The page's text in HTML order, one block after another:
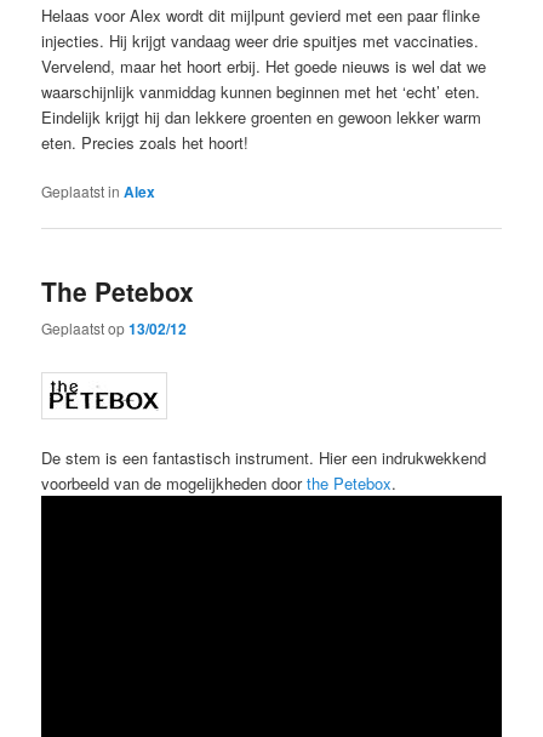
Helaas voor Alex wordt dit mijlpunt gevierd met een paar flinke
injecties. Hij krijgt vandaag weer drie spuitjes met vaccinaties.
Vervelend, maar het hoort erbij. Het goede nieuws is wel dat we
waarschijnlijk vanmiddag kunnen beginnen met het ‘echt’ eten.
Eindelijk krijgt hij dan lekkere groenten en gewoon lekker warm
eten. Precies zoals het hoort!
Geplaatst in Alex
The Petebox
Geplaatst op13/02/12
De stem is een fantastisch instrument. Hier een indrukwekkend
voorbeeld van de mogelijkheden doorthe Petebox.